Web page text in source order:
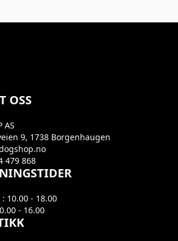
OSS
AS
9, 1738 Borgenhaugen
479 868
10.00 - 18.00
- 16.00